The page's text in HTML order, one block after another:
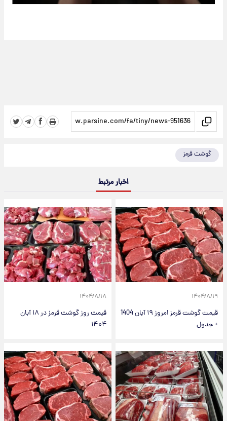
گوشت قرمز
اخبار مرتبط
۱۴۰۴/۸/۱۹
قیمت گوشت قرمز امروز ۱۹ آبان 1404
+ جدول
۱۴۰۴/۸/۱۸
قیمت روز گوشت قرمز در ۱۸ آبان
۱۴۰۴